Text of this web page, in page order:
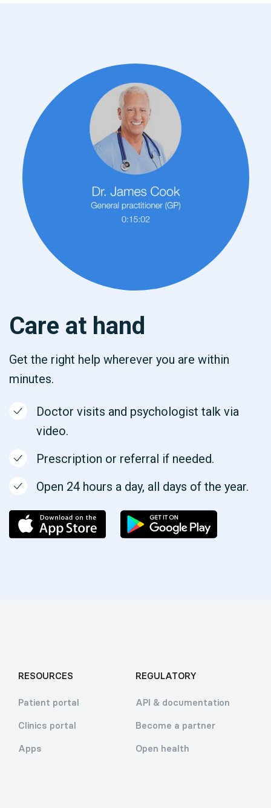
Care at hand
Get the right help wherever you are within
minutes.
Doctor visits and psychologist talk via
video.
Prescription or referral if needed.
Open 24 hours a day, all days of the year.
RESOURCES
Patient portal
Clinics portal
Apps
REGULATORY
API & documentation
Become a partner
Open health